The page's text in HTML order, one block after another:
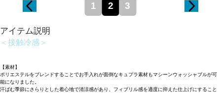
1 2 3
アイテム説明
＜接触冷感＞
【素材】
ポリエステルをブレンドすることでお手入れが面倒なキュプラ素材もマシーンウォッシャブルが可
能になりました。
汗ばむ季節にさらりとした着心地で清涼感があり、フィブリル感を適度に抑えた仕上げにすること